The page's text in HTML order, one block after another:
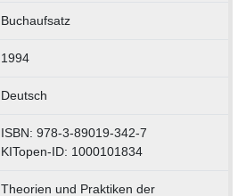
Buchaufsatz
1994
Deutsch
ISBN: 978-3-89019-342-7
KITopen-ID: 1000101834
Theorien und Praktiken der